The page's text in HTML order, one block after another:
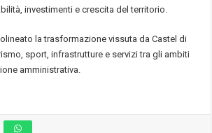
investimenti e crescita del territorio.
la trasformazione vissuta da Castel di
sport, infrastrutture e servizi tra gli ambiti
amministrativa.